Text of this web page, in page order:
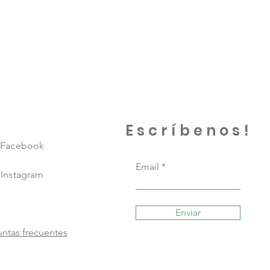
Facebook
Instagram
frecuentes
Escríbenos!
Email
Enviar